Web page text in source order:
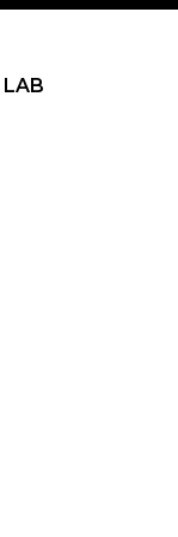
LAB